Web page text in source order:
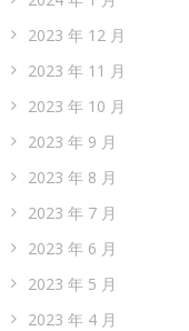
2023 年 12 月
2023 年 11 月
2023 年 10 月
2023 年 9 月
2023 年 8 月
2023 年 7 月
2023 年 6 月
2023 年 5 月
2023 年 4 月